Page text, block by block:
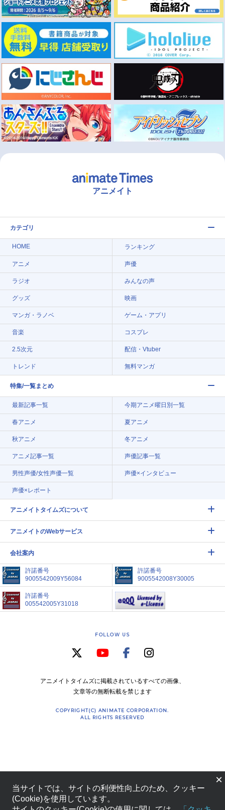
アニメイト
カテゴリ
HOME ランキング
アニメ 声優
ラジオ みんなの声
グッズ 映画
マンガ・ラノベ ゲーム・アプリ
音楽 コスプレ
2.5次元 配信・Vtuber
トレンド 無料マンガ
特集/一覧まとめ
最新記事一覧 今期アニメ曜日別一覧
春アニメ 夏アニメ
秋アニメ 冬アニメ
アニメ記事一覧 声優記事一覧
男性声優/女性声優一覧 声優×インタビュー
声優×レポート
アニメイトタイムズについて
アニメイトのWebサービス
会社案内
許諾番号
9005542009Y56084
許諾番号
9005542008Y30005
許諾番号
005542005Y31018
FOLLOW US
アニメイトタイムズに掲載されているすべての画像、
文章等の無断転載を禁じます
COPYRIGHT(C) ANIMATE CORPORATION.
ALL RIGHTS RESERVED
×
当サイトでは、サイトの利便性向上のため、クッキー
(Cookie)を使用しています。